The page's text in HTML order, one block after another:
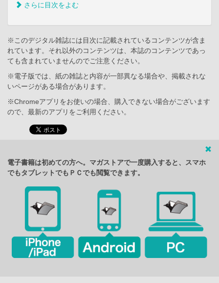
さらに目次をよむ
※このデジタル雑誌には目次に記載されているコンテンツが含ま
れています。それ以外のコンテンツは、本誌のコンテンツであっ
ても含まれていませんのでご注意ください。
※電子版では、紙の雑誌と内容が一部異なる場合や、掲載されな
いページがある場合があります。
※Chromeアプリをお使いの場合、購入できない場合がございます
ので、最新のアプリをご利用ください。
電子書籍は初めての方へ。マガストアで一度購入すると、スマホ
でもタブレットでもＰＣでも閲覧できます。